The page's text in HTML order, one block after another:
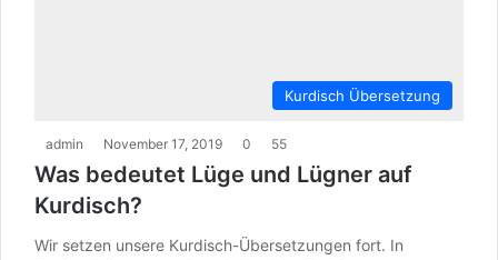
Kurdisch Übersetzung
admin November 17, 2019 0 55
Was bedeutet Lüge und Lügner auf
Kurdisch?
Wir setzen unsere Kurdisch-Übersetzungen fort. In